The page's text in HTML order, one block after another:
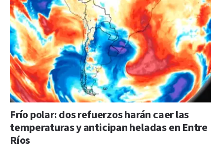
Frío polar: dos refuerzos harán caer las
temperaturas y anticipan heladas en Entre
Ríos